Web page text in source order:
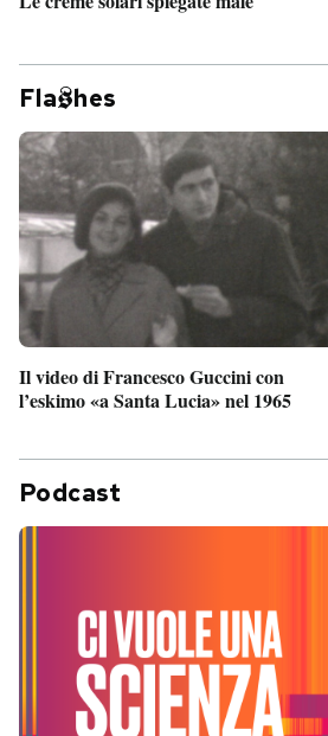
Fla hes
Il video di Francesco Guccini con
l’eskimo «a Santa Lucia» nel 1965
Podcast